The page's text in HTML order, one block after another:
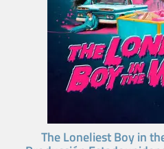
The Loneliest Boy in